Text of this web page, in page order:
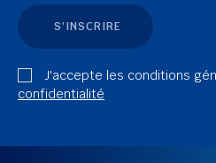
S'INSCRIRE
J'accepte les conditions
confidentialité